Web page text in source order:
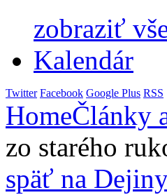
zobraziť
Kalendár
Twitter Facebook Google Plus RSS
HomeČlánky
zo starého
späť na